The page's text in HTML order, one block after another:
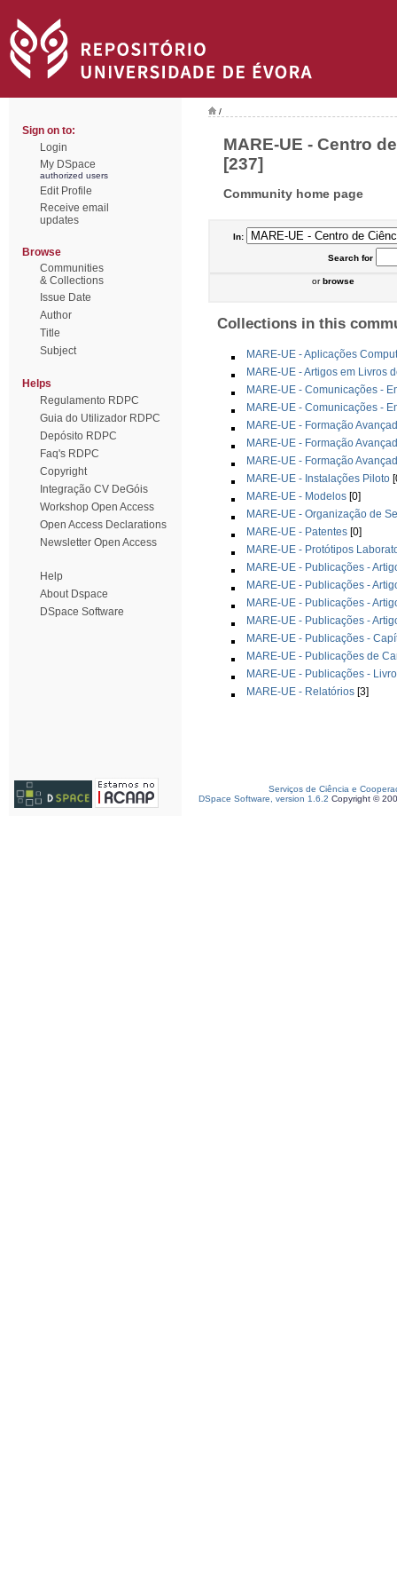
Sign on to:
Login
My DSpace
authorized users
Edit Profile
Receive email
updates
Browse
Communities
& Collections
Issue Date
Author
Title
Subject
Helps
Regulamento RDPC
Guia do Utilizador RDPC
Depósito RDPC
Faq's RDPC
Copyright
Integração CV DeGóis
Workshop Open Access
Open Access Declarations
Newsletter Open Access
Help
About Dspace
DSpace Software
/
MARE-UE - Centro
[237]
Community home page
In:
Searchfor
orbrowse
Collections in this
MARE-UE - Aplicações
MARE-UE - Artigos em Livros
MARE-UE - Comunicações -
MARE-UE - Comunicações -
MARE-UE - Formação
MARE-UE - Formação
MARE-UE - Formação
MARE-UE - Instalações Piloto
MARE-UE - Modelos [0]
MARE-UE - Organização de
MARE-UE - Patentes [0]
MARE-UE - Protótipos
MARE-UE - Publicações -
MARE-UE - Publicações -
MARE-UE - Publicações -
MARE-UE - Publicações -
MARE-UE - Publicações -
MARE-UE - Publicações de
MARE-UE - Publicações -
MARE-UE - Relatórios [3]
Serviços de Ciência e
DSpace Software, version 1.6.2 Copyright ©